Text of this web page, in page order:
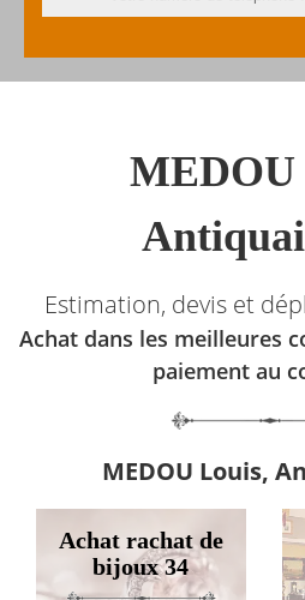
MEDOU
Estimation, devis et
Achat dans les meilleures
paiement au
MEDOU Louis,
Achat rachat de
bijoux 34